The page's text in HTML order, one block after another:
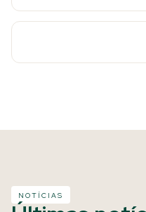
NOTÍCIAS